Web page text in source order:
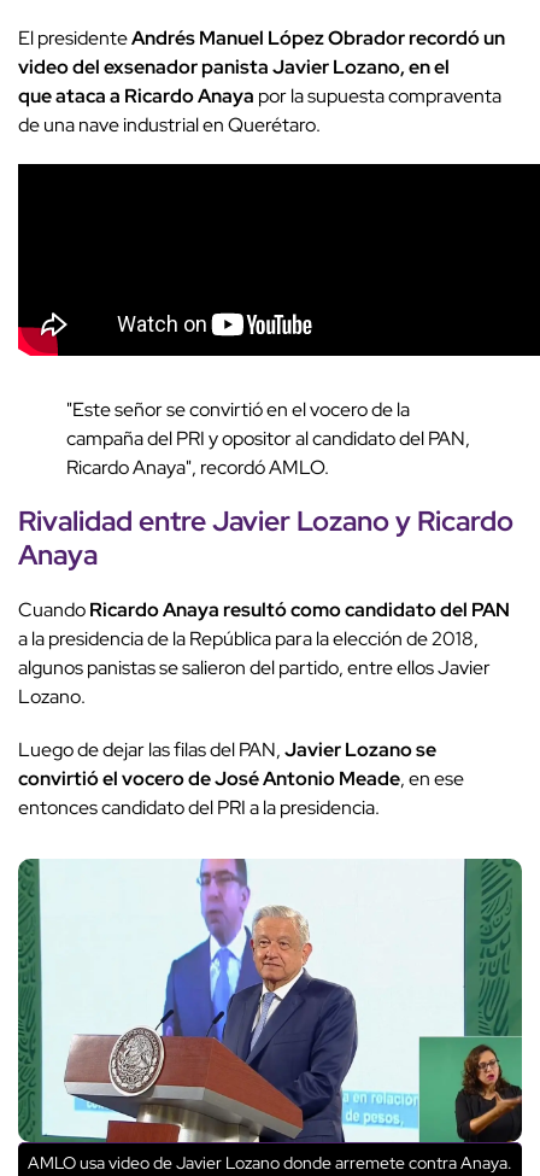
El presidenteAndrés Manuel López Obrador recordó un
video del exsenador panista Javier Lozano, en el
que ataca a Ricardo Anaya por la supuesta compraventa
de una nave industrial en Querétaro.
"Este señor se convirtió en el vocero de la
campaña del PRI y opositor al candidato del PAN,
Ricardo Anaya", recordó AMLO.
Rivalidad entre Javier Lozano y Ricardo
Anaya
CuandoRicardo Anaya resultó como candidato del PAN
a la presidencia de la República para la elección de 2018,
algunos panistas se salieron del partido, entre ellos Javier
Lozano.
Luego de dejar las filas del PAN,Javier Lozano se
convirtió el vocero de José Antonio Meade, en ese
entonces candidato del PRI a la presidencia.
AMLO usa video de Javier Lozano donde arremete contra Anaya.